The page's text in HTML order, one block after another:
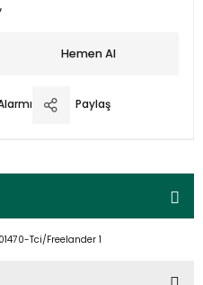
Hemen Al
Paylaş
Tci/Freelander 1